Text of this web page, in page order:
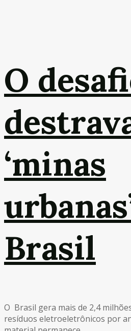
O
‘minas
Brasil
O Brasil gera mais de 2,4
resíduos eletroeletrônicos por